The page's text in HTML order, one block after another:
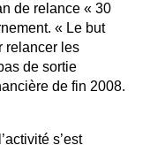
de relance « 30
« Le but
relancer les
de sortie
de fin 2008.
s’est